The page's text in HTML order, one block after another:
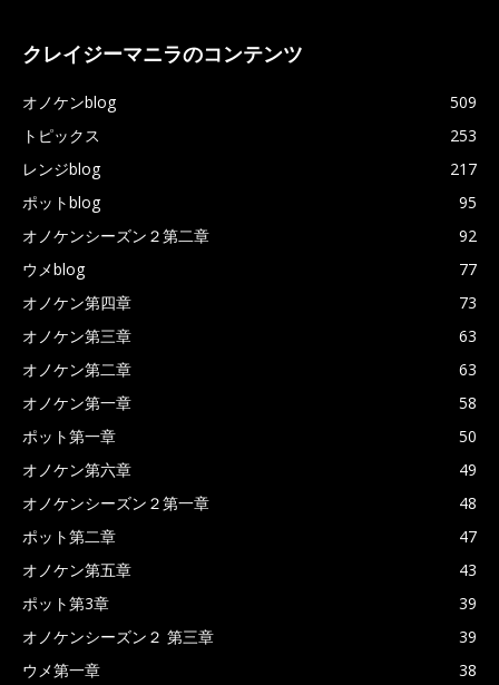
クレイジーマニラのコンテンツ
オノケンblog
509
トピックス
253
レンジblog
217
ポットblog
95
オノケンシーズン２第二章
92
ウメblog
77
オノケン第四章
73
オノケン第三章
63
オノケン第二章
63
オノケン第一章
58
ポット第一章
50
オノケン第六章
49
オノケンシーズン２第一章
48
ポット第二章
47
オノケン第五章
43
ポット第3章
39
オノケンシーズン２ 第三章
39
ウメ第一章
38